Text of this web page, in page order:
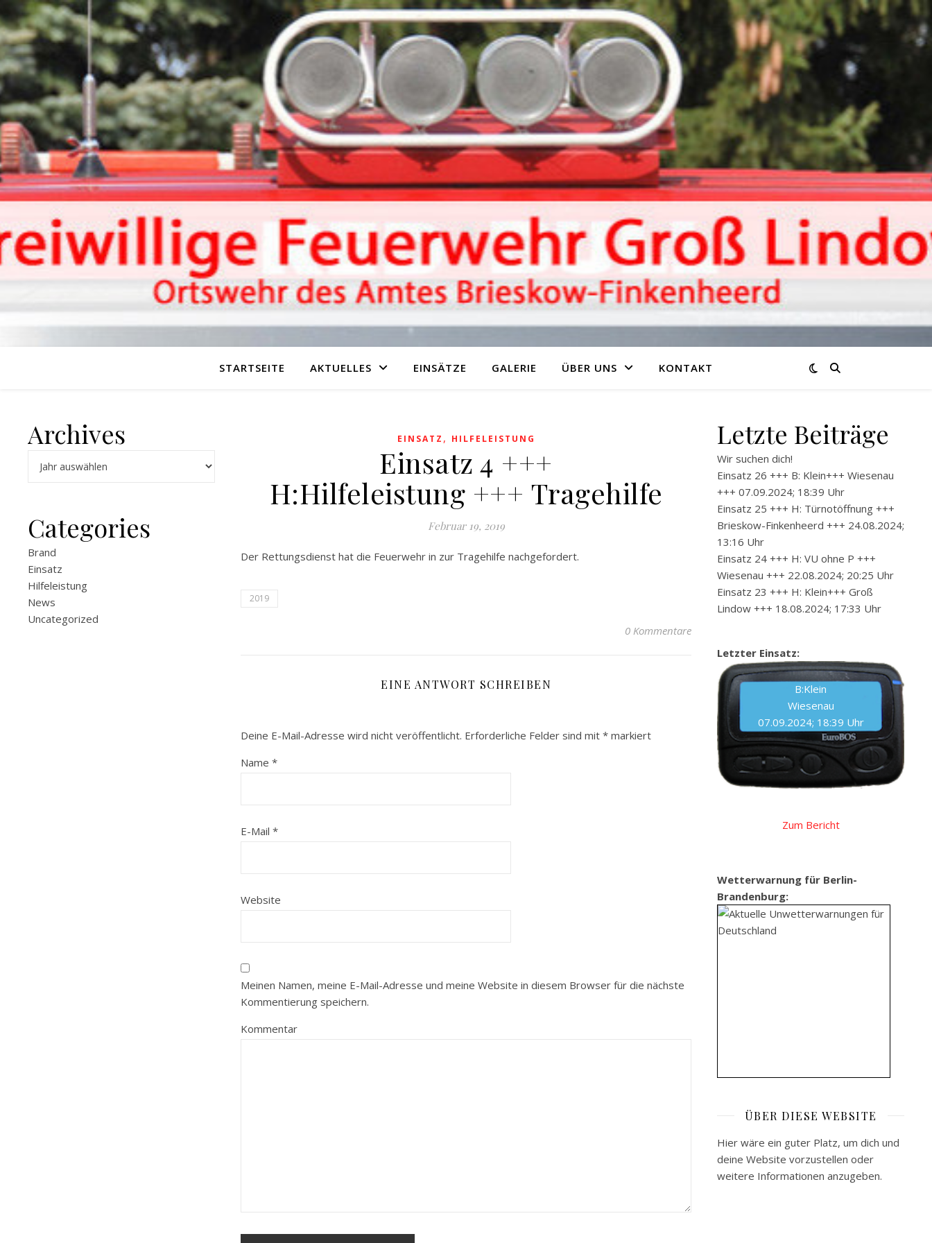
STARTSEITE AKTUELLES EINSÄTZE GALERIE ÜBER UNS KONTAKT
Archives
Categories
Brand
Einsatz
Hilfeleistung
News
Uncategorized
EINSATZ , HILFELEISTUNG
Einsatz 4 +++
H:Hilfeleistung +++ Tragehilfe
Februar 19, 2019
Der Rettungsdienst hat die Feuerwehr in zur Tragehilfe nachgefordert.
2019
0 Kommentare
EINE ANTWORT SCHREIBEN
Deine E-Mail-Adresse wird nicht veröffentlicht. Erforderliche Felder sind mit * markiert
Name *
E-Mail *
Website
Meinen Namen, meine E-Mail-Adresse und meine Website in diesem Browser für die nächste
Kommentierung speichern.
Kommentar
Letzte Beiträge
Wir suchen dich!
Einsatz 26 +++ B: Klein+++ Wiesenau
+++ 07.09.2024; 18:39 Uhr
Einsatz 25 +++ H: Türnotöffnung +++
Brieskow-Finkenheerd +++ 24.08.2024;
13:16 Uhr
Einsatz 24 +++ H: VU ohne P +++
Wiesenau +++ 22.08.2024; 20:25 Uhr
Einsatz 23 +++ H: Klein+++ Groß
Lindow +++ 18.08.2024; 17:33 Uhr
Letzter Einsatz:
B:Klein
Wiesenau
07.09.2024; 18:39 Uhr
Zum Bericht
Wetterwarnung für Berlin-
Brandenburg:
ÜBER DIESE WEBSITE
Hier wäre ein guter Platz, um dich und
deine Website vorzustellen oder
weitere Informationen anzugeben.